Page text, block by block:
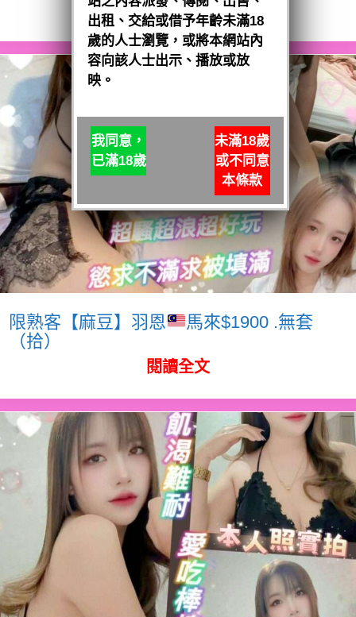
閱讀全文
限熟客【麻豆】羽恩
馬來$1900 .無套
（拾）
閱讀全文
出租、交給或借予年齡未滿18
歲的人士瀏覽，或將本網站內
容向該人士出示、播放或放
映。
我同意，
已滿18歲
未滿18歲
或不同意
本條款